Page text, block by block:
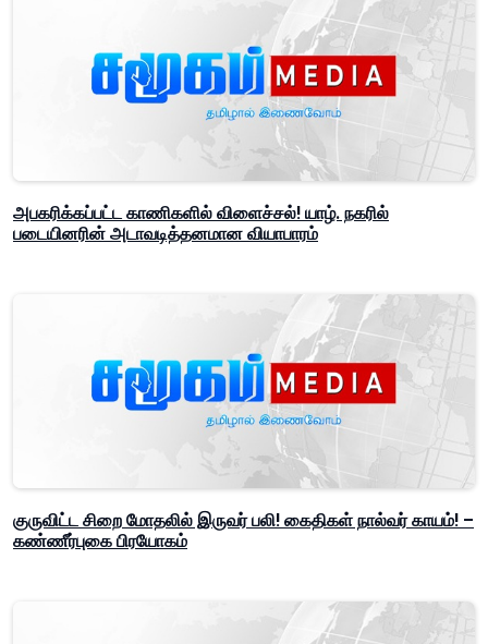
அபகரிக்கப்பட்ட காணிகளில் விளைச்சல்! யாழ். நகரில்
படையினரின் அடாவடித்தனமான வியாபாரம்
குருவிட்ட சிறை மோதலில் இருவர் பலி! கைதிகள் நால்வர் காயம்! –
கண்ணீர்புகை பிரயோகம்